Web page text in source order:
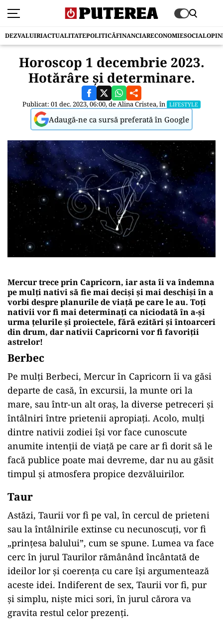
DEZVALUIRIACTUALITATEPOLITICĂFINANCIARECONOMIESOCIAL
Horoscop 1 decembrie 2023.
Hotărâre și determinare.
Publicat: 01 dec. 2023, 06:00, deAlina Cristea, în LIFESTYLE
Adaugă-ne ca sursă preferată în Google
Mercur trece prin Capricorn, iar asta îi va îndemna
pe mulți nativi să fie mai deciși și mai deschiși în a
vorbi despre planurile de viață pe care le au. Toți
nativii vor fi mai determinați ca niciodată în a-și
urma țelurile și proiectele, fără ezitări și întoarceri
din drum, dar nativii Capricorni vor fi favoriții
astrelor!
Berbec
Pe mulți Berbeci, Mercur în Capricorn îi va găsi
departe de casă, în excursii, la munte ori la
mare, sau într-un alt oraș, la diverse petreceri și
întâlniri între prietenii apropiați. Acolo, mulți
dintre nativii zodiei își vor face cunoscute
anumite intenții de viață pe care ar fi dorit să le
facă publice poate mai devreme, dar nu au găsit
timpul și atmosfera propice dezvăluirilor.
Taur
Astăzi, Taurii vor fi pe val, în cercul de prieteni
sau la întâlnirile extinse cu necunoscuți, vor fi
„prințesa balului”, cum se spune. Lumea va face
cerc în jurul Taurilor rămânând încântată de
ideilor lor și coerența cu care își argumentează
aceste idei. Indiferent de sex, Taurii vor fi, pur
și simplu, niște mici sori, în jurul cărora va
gravita restul celor prezenți.